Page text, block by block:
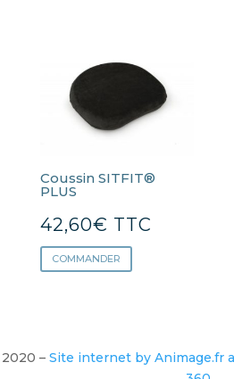
Coussin SITFIT®
PLUS
42,60€ TTC
COMMANDER
2020 – Site internet by Animage.fr